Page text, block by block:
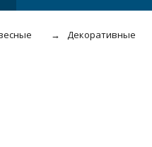
Декоративные